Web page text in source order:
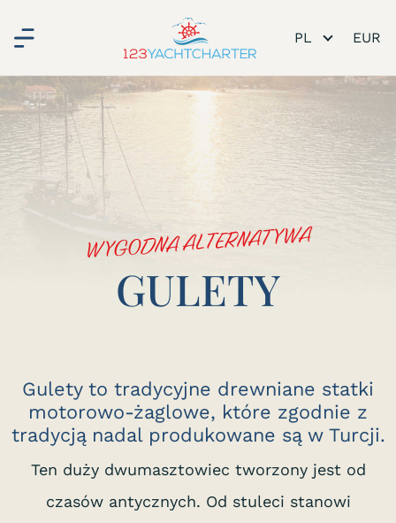
PL
WYGODNA ALTERNATYWA
GULETY
Gulety to tradycyjne drewniane statki
motorowo-żaglowe, które zgodnie z
tradycją nadal produkowane są w Turcji.
Ten duży dwumasztowiec tworzony jest od
czasów antycznych. Od stuleci stanowi